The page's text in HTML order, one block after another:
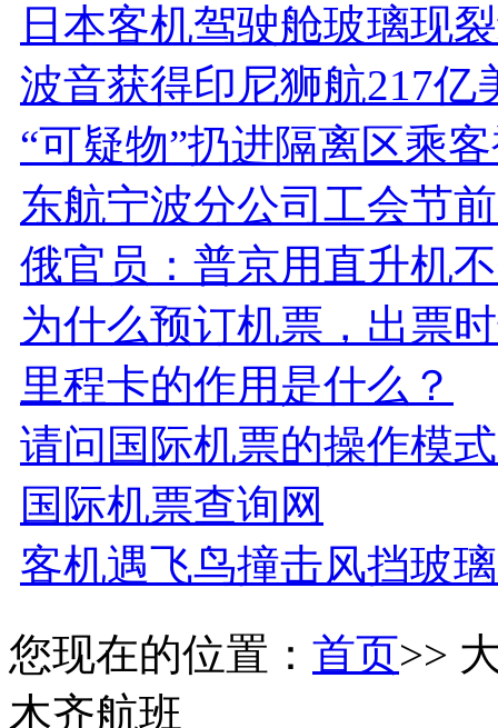
日本客机驾驶舱玻璃现
波音获得印尼狮航217亿
“可疑物”扔进隔离区乘
东航宁波分公司工会节
俄官员：普京用直升机
为什么预订机票，出票
里程卡的作用是什么？
请问国际机票的操作模
国际机票查询网
客机遇飞鸟撞击风挡玻
您现在的位置： 首页>>
木齐航班